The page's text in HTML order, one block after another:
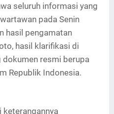
seluruh informasi yang
pada Senin
hasil pengamatan
hasil klarifikasi di
dokumen resmi berupa
Republik Indonesia.
keterangannya